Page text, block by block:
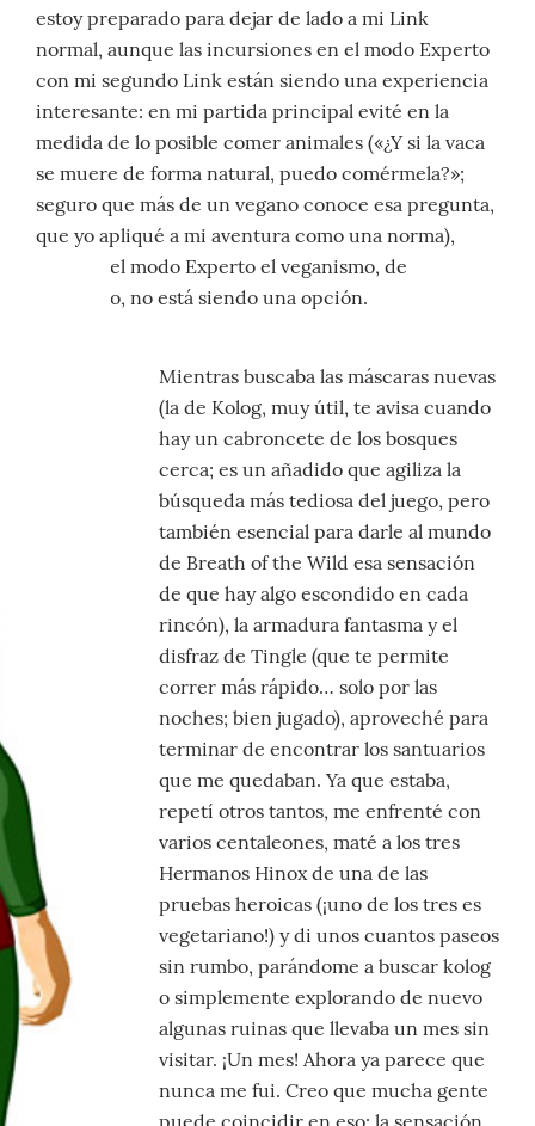
estoy preparado para dejar de lado a mi Link
normal, aunque las incursiones en el modo Experto
con mi segundo Link están siendo una experiencia
interesante: en mi partida principal evité en la
medida de lo posible comer animales («¿Y si la vaca
se muere de forma natural, puedo comérmela?»;
seguro que más de un vegano conoce esa pregunta,
que yo apliqué a mi aventura como una norma),
pero en el modo Experto el veganismo, de
momento, no está siendo una opción.
Mientras buscaba las máscaras nuevas
(la de Kolog, muy útil, te avisa cuando
hay un cabroncete de los bosques
cerca; es un añadido que agiliza la
búsqueda más tediosa del juego, pero
también esencial para darle al mundo
de Breath of the Wild esa sensación
de que hay algo escondido en cada
rincón), la armadura fantasma y el
disfraz de Tingle (que te permite
correr más rápido… solo por las
noches; bien jugado), aproveché para
terminar de encontrar los santuarios
que me quedaban. Ya que estaba,
repetí otros tantos, me enfrenté con
varios centaleones, maté a los tres
Hermanos Hinox de una de las
pruebas heroicas (¡uno de los tres es
vegetariano!) y di unos cuantos paseos
sin rumbo, parándome a buscar kolog
o simplemente explorando de nuevo
algunas ruinas que llevaba un mes sin
visitar. ¡Un mes! Ahora ya parece que
nunca me fui. Creo que mucha gente
puede coincidir en eso: la sensación